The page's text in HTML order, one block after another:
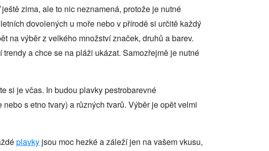
zima, ale to nic neznamená, protože je nutné
dovolených u moře nebo v přírodě si určitě každý
na výběr z velkého množství značek, druhů a barev.
a chce se na pláži ukázat. Samozřejmě je nutné
si je včas. In budou plavky pestrobarevné
s etno tvary) a různých tvarů. Výběr je opět velmi
plavky jsou moc hezké a záleží jen na vašem vkusu,